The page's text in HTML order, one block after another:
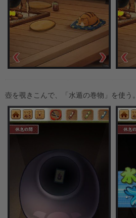
壺を覗きこんで、「水遁の巻物」を使う。